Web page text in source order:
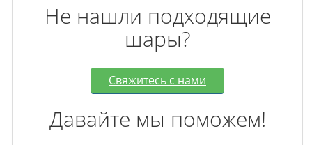
Не нашли подходящие
шары?
Свяжитесь с нами
Давайте мы поможем!